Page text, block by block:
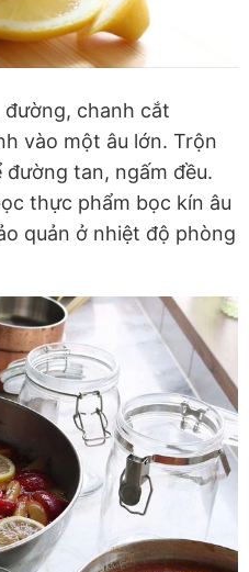
chanh cắt
vào một âu lớn. Trộn
tan, ngấm đều.
thực phẩm bọc kín âu
quản ở nhiệt độ phòng